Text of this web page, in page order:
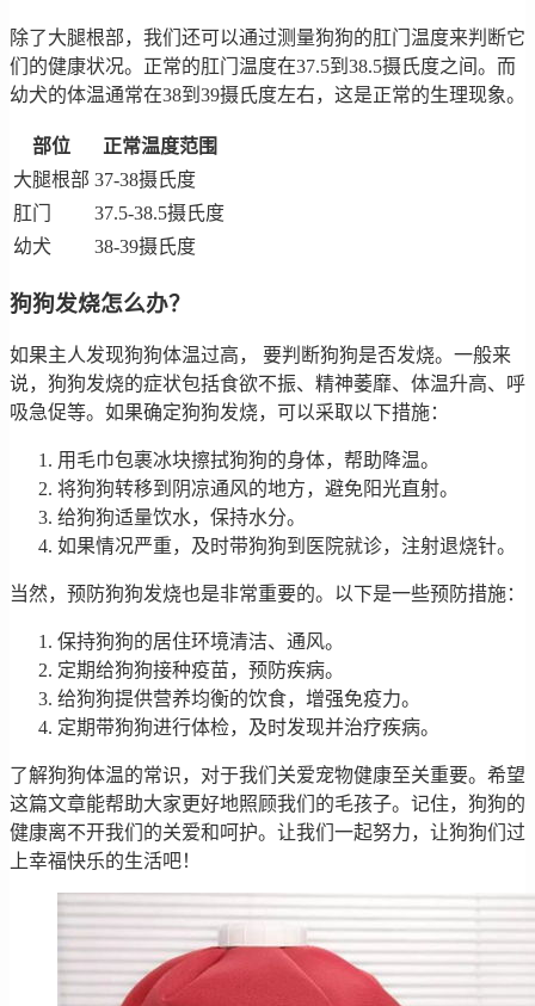
除了大腿根部，我们还可以通过测量狗狗的肛门温度来判断它
们的健康状况。正常的肛门温度在37.5到38.5摄氏度之间。而
幼犬的体温通常在38到39摄氏度左右，这是正常的生理现象。
部位
正常温度范围
大腿根部 37-38摄氏度
肛门
37.5-38.5摄氏度
幼犬
38-39摄氏度
狗狗发烧怎么办？
如果主人发现狗狗体温过高， 要判断狗狗是否发烧。一般来
说，狗狗发烧的症状包括食欲不振、精神萎靡、体温升高、呼
吸急促等。如果确定狗狗发烧，可以采取以下措施：
用毛巾包裹冰块擦拭狗狗的身体，帮助降温。
将狗狗转移到阴凉通风的地方，避免阳光直射。
给狗狗适量饮水，保持水分。
如果情况严重，及时带狗狗到医院就诊，注射退烧针。
当然，预防狗狗发烧也是非常重要的。以下是一些预防措施：
保持狗狗的居住环境清洁、通风。
定期给狗狗接种疫苗，预防疾病。
给狗狗提供营养均衡的饮食，增强免疫力。
定期带狗狗进行体检，及时发现并治疗疾病。
了解狗狗体温的常识，对于我们关爱宠物健康至关重要。希望
这篇文章能帮助大家更好地照顾我们的毛孩子。记住，狗狗的
健康离不开我们的关爱和呵护。让我们一起努力，让狗狗们过
上幸福快乐的生活吧！